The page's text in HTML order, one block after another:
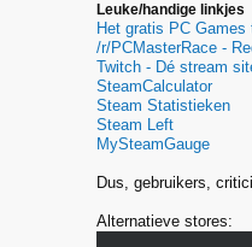
Leuke/handige linkjes
Het gratis PC Games
/r/PCMasterRace -
Twitch - Dé stream
SteamCalculator
Steam Statistieken
Steam Left
MySteamGauge
Dus, gebruikers,
Alternatieve stores: